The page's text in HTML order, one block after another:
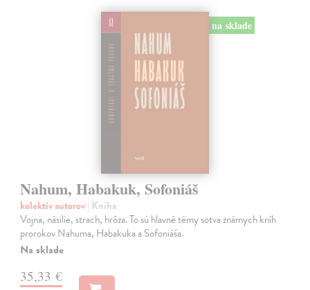
na sklade
Nahum, Habakuk, Sofoniáš
kolektív autorov| Kniha
Vojna, násilie, strach, hrôza. To sú hlavné témy sotva známych kníh
prorokov Nahuma, Habakuka a Sofoniáša.
Na sklade
35,33 €